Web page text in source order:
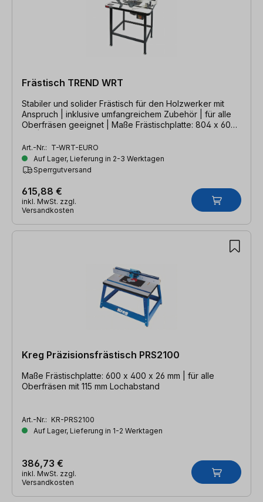
Frästisch TREND WRT
Stabiler und solider Frästisch für den Holzwerker mit
Anspruch | inklusive umfangreichem Zubehör | für alle
Oberfräsen geeignet | Maße Frästischplatte: 804 x 604
Art.-Nr.: T-WRT-EURO
Auf Lager, Lieferung in 2-3 Werktagen
Sperrgutversand
615,88 €
inkl. MwSt. zzgl.
Versandkosten
Kreg Präzisionsfrästisch PRS2100
Maße Frästischplatte: 600 x 400 x 26 mm | für alle
Oberfräsen mit 115 mm Lochabstand
Art.-Nr.: KR-PRS2100
Auf Lager, Lieferung in 1-2 Werktagen
386,73 €
inkl. MwSt. zzgl.
Versandkosten